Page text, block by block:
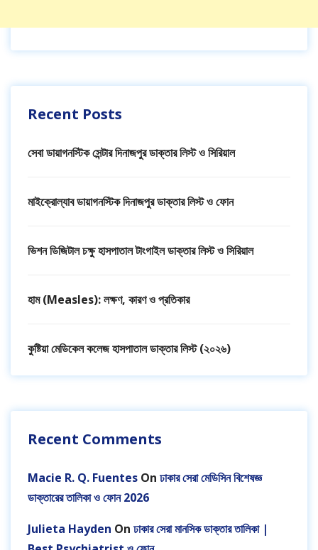
Recent Posts
সেবা ডায়াগনস্টিক সেন্টার দিনাজপুর ডাক্তার লিস্ট ও সিরিয়াল
মাইক্রোল্যাব ডায়াগনস্টিক দিনাজপুর ডাক্তার লিস্ট ও ফোন
ভিশন ডিজিটাল চক্ষু হাসপাতাল টাংগাইল ডাক্তার লিস্ট ও সিরিয়াল
হাম (Measles): লক্ষণ, কারণ ও প্রতিকার
কুষ্টিয়া মেডিকেল কলেজ হাসপাতাল ডাক্তার লিস্ট (২০২৬)
Recent Comments
Macie R. Q. Fuentes On ঢাকার সেরা মেডিসিন বিশেষজ্ঞ
ডাক্তারের তালিকা ও ফোন 2026
Julieta Hayden On ঢাকার সেরা মানসিক ডাক্তার তালিকা |